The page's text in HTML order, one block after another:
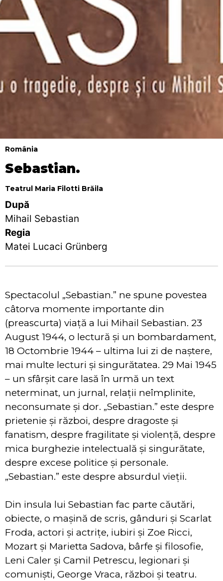
România
Sebastian.
Teatrul Maria Filotti Brăila
După
Mihail Sebastian
Regia
Matei Lucaci Grünberg
Spectacolul „Sebastian.” ne spune povestea
câtorva momente importante din
(preascurta) viață a lui Mihail Sebastian. 23
August 1944, o lectură și un bombardament,
18 Octombrie 1944 – ultima lui zi de naștere,
mai multe lecturi și singurătatea. 29 Mai 1945
– un sfârșit care lasă în urmă un text
neterminat, un jurnal, relații neîmplinite,
neconsumate și dor. „Sebastian.” este despre
prietenie și război, despre dragoste și
fanatism, despre fragilitate și violență, despre
mica burghezie intelectuală și singurătate,
despre excese politice și personale.
„Sebastian.” este despre absurdul vieții.
Din insula lui Sebastian fac parte căutări,
obiecte, o mașină de scris, gânduri și Scarlat
Froda, actori și actrițe, iubiri și Zoe Ricci,
Mozart şi Marietta Sadova, bârfe și filosofie,
Leni Caler și Camil Petrescu, legionari și
comuniști, George Vraca, război și teatru.